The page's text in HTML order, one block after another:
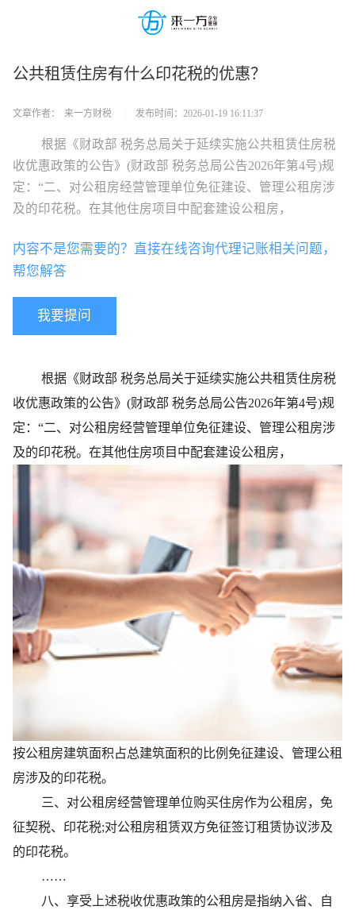
公共租赁住房有什么印花税的优惠？
文章作者： 来一方财税 发布时间：2026-01-19 16:11:37
根据《财政部 税务总局关于延续实施公共租赁住房税
收优惠政策的公告》(财政部 税务总局公告2026年第4号)规
定：“二、对公租房经营管理单位免征建设、管理公租房涉
及的印花税。在其他住房项目中配套建设公租房，
我要提问
内容不是您需要的？直接在线咨询代理记账相关问题，
帮您解答
根据《财政部 税务总局关于延续实施公共租赁住房税
收优惠政策的公告》(财政部 税务总局公告2026年第4号)规
定：“二、对公租房经营管理单位免征建设、管理公租房涉
及的印花税。在其他住房项目中配套建设公租房，
按公租房建筑面积占总建筑面积的比例免征建设、管理公租
房涉及的印花税。
三、对公租房经营管理单位购买住房作为公租房，免
征契税、印花税;对公租房租赁双方免征签订租赁协议涉及
的印花税。
……
八、享受上述税收优惠政策的公租房是指纳入省、自